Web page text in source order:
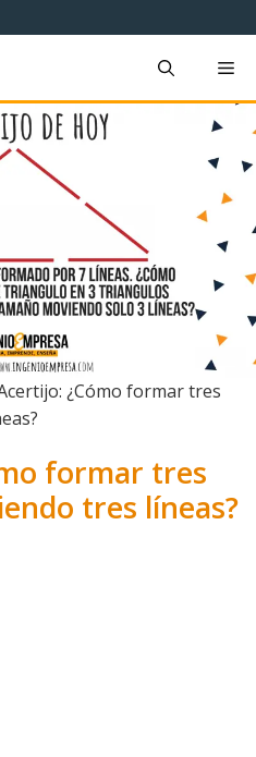
¿Cómo formar tres
formar tres
tres líneas?